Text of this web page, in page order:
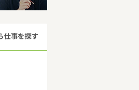
仕事を探す